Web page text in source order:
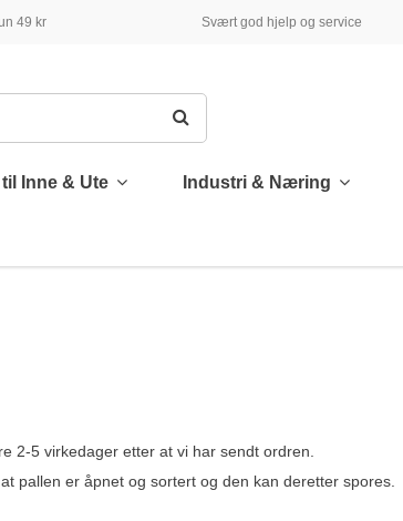
49 kr Svært god hjelp og service
til Inne & Ute Industri & Næring
2-5 virkedager etter at vi har sendt ordren.
pallen er åpnet og sortert og den kan deretter spores.